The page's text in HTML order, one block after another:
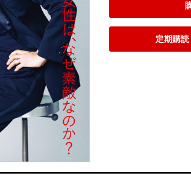
定期購